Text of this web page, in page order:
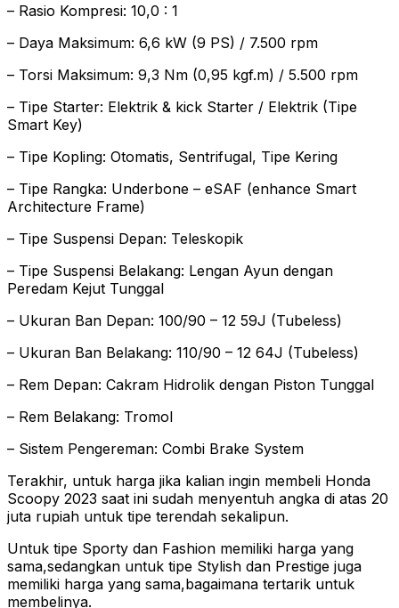
– Rasio Kompresi: 10,0 : 1
– Daya Maksimum: 6,6 kW (9 PS) / 7.500 rpm
– Torsi Maksimum: 9,3 Nm (0,95 kgf.m) / 5.500 rpm
– Tipe Starter: Elektrik & kick Starter / Elektrik (Tipe
Smart Key)
– Tipe Kopling: Otomatis, Sentrifugal, Tipe Kering
– Tipe Rangka: Underbone – eSAF (enhance Smart
Architecture Frame)
– Tipe Suspensi Depan: Teleskopik
– Tipe Suspensi Belakang: Lengan Ayun dengan
Peredam Kejut Tunggal
– Ukuran Ban Depan: 100/90 – 12 59J (Tubeless)
– Ukuran Ban Belakang: 110/90 – 12 64J (Tubeless)
– Rem Depan: Cakram Hidrolik dengan Piston Tunggal
– Rem Belakang: Tromol
– Sistem Pengereman: Combi Brake System
Terakhir, untuk harga jika kalian ingin membeli Honda
Scoopy 2023 saat ini sudah menyentuh angka di atas 20
juta rupiah untuk tipe terendah sekalipun.
Untuk tipe Sporty dan Fashion memiliki harga yang
sama,sedangkan untuk tipe Stylish dan Prestige juga
memiliki harga yang sama,bagaimana tertarik untuk
membelinya.